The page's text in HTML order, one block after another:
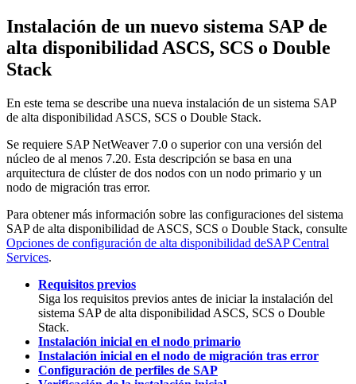
Instalación de un nuevo sistema SAP de
alta disponibilidad ASCS, SCS o Double
Stack
En este tema se describe una nueva instalación de un sistema SAP
de alta disponibilidad ASCS, SCS o Double Stack.
Se requiere SAP NetWeaver 7.0 o superior con una versión del
núcleo de al menos 7.20. Esta descripción se basa en una
arquitectura de clúster de dos nodos con un nodo primario y un
nodo de migración tras error.
Para obtener más información sobre las configuraciones del sistema
SAP de alta disponibilidad de ASCS, SCS o Double Stack, consulte
Opciones de configuración de alta disponibilidad deSAP Central
Services.
Requisitos previos
Siga los requisitos previos antes de iniciar la instalación del
sistema SAP de alta disponibilidad ASCS, SCS o Double
Stack.
Instalación inicial en el nodo primario
Instalación inicial en el nodo de migración tras error
Configuración de perfiles de SAP